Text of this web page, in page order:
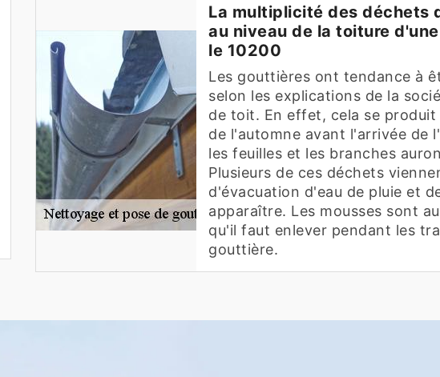
La multiplicité des déchets
au niveau de la toiture
le 10200
Les gouttières ont tendance à
selon les explications de la
de toit. En effet, cela se
de l'automne avant l'arrivée de
les feuilles et les branches
Plusieurs de ces déchets
d'évacuation d'eau de pluie et
apparaître. Les mousses sont
qu'il faut enlever pendant les
gouttière.